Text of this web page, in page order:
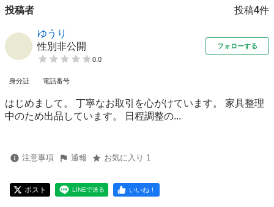
投稿者 投稿4件
ゆうり
性別非公開
0.0
フォローする
身分証 電話番号
はじめまして。 丁寧なお取引を心がけています。 家具整理
中のため出品しています。 日程調整の...
注意事項 通報 お気に入り 1
ポスト LINEで送る いいね！